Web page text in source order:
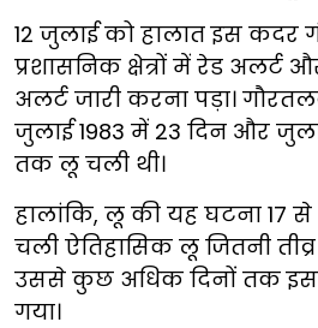
12 जुलाई को हालात इस कदर
प्रशासनिक क्षेत्रों में रेड अलर्ट
अलर्ट जारी करना पड़ा।
जुलाई 1983 में 23 दिन और
तक लू चली थी।
हालांकि, लू की यह घटना 17
चली ऐतिहासिक लू जितनी
उससे कुछ अधिक दिनों तक
गया।